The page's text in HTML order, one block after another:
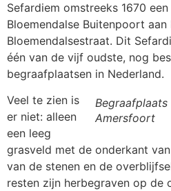
Sefardiem omstreeks 1670
Bloemendalse Buitenpoort
Bloemendalsestraat. Dit
één van de vijf oudste, nog
begraafplaatsen in Nederland.
Amersfoort
Veel te zien is
er niet: alleen
een leeg
grasveld met de onderkant
van de stenen en de
resten zijn herbegraven op de